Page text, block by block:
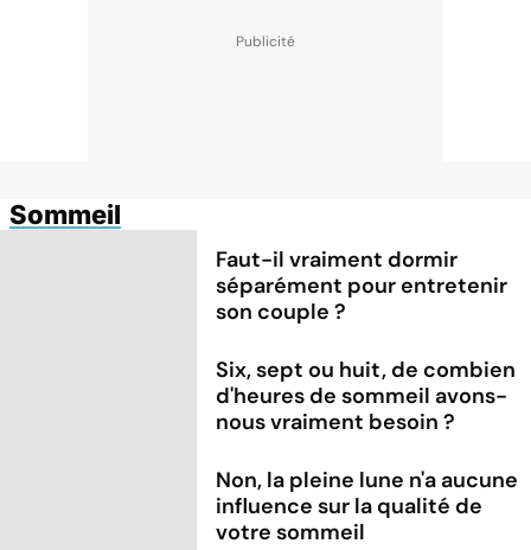
Sommeil
Faut-il vraiment dormir
séparément pour entretenir
son couple ?
Six, sept ou huit, de combien
d'heures de sommeil avons-
nous vraiment besoin ?
Non, la pleine lune n'a aucune
influence sur la qualité de
votre sommeil